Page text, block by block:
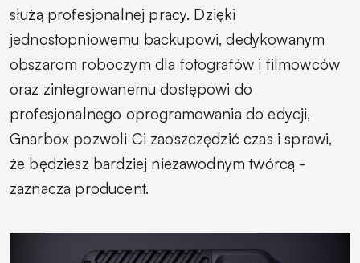
służą profesjonalnej pracy. Dzięki
jednostopniowemu backupowi, dedykowanym
obszarom roboczym dla fotografów i filmowców
oraz zintegrowanemu dostępowi do
profesjonalnego oprogramowania do edycji,
Gnarbox pozwoli Ci zaoszczędzić czas i sprawi,
że będziesz bardziej niezawodnym twórcą -
zaznacza producent.